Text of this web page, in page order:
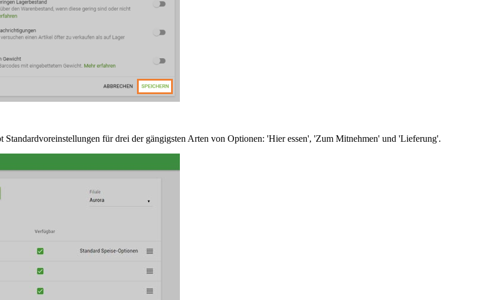
für drei der gängigsten Arten von Optionen: 'Hier essen', 'Zum Mitnehmen' und 'Lieferung'.